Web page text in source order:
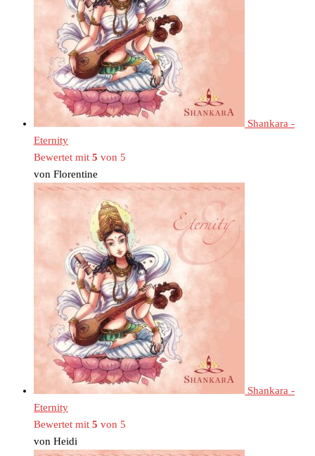
Shankara -
Eternity
Bewertet mit 5 von 5
von Florentine
Shankara -
Eternity
Bewertet mit 5 von 5
von Heidi